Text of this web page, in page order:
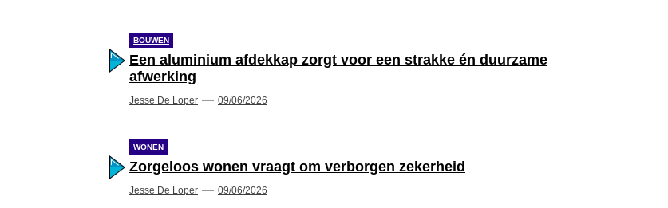
BOUWEN
Een aluminium afdekkap zorgt voor een strakke én duurzame
afwerking
Jesse De Loper 09/06/2026
WONEN
Zorgeloos wonen vraagt om verborgen zekerheid
Jesse De Loper 09/06/2026